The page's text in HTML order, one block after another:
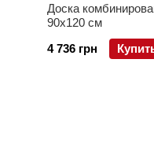
Доска
90x120 см
4 736 грн